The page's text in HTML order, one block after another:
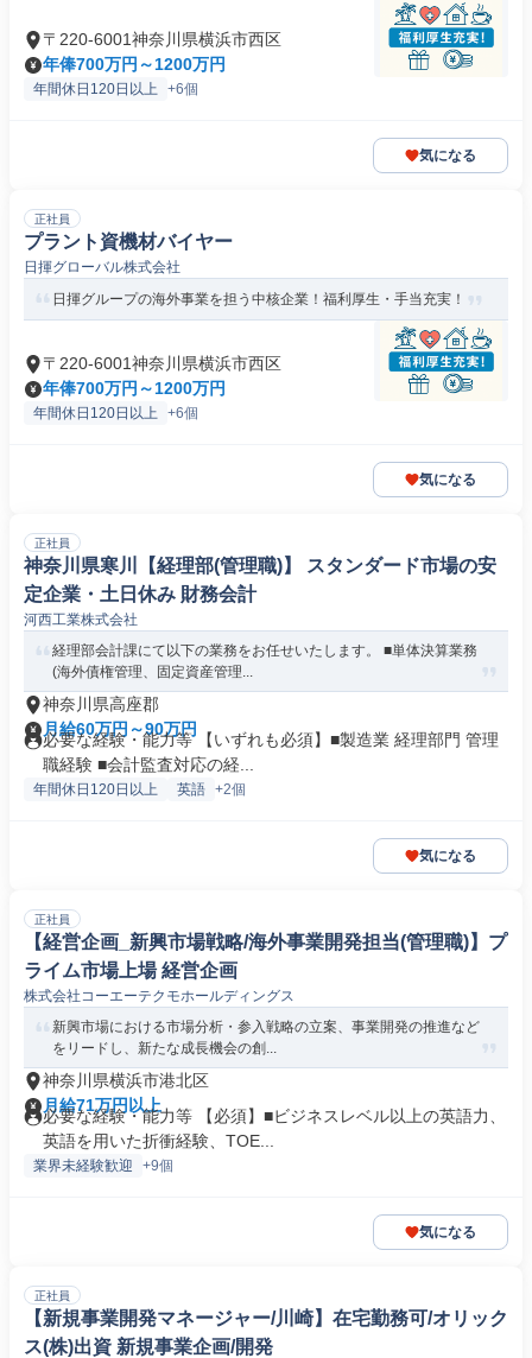
〒220-6001神奈川県横浜市西区
年俸700万円～1200万円
年間休日120日以上 +6個
気になる
正社員
プラント資機材バイヤー
日揮グローバル株式会社
日揮グループの海外事業を担う中核企業！福利厚生・手当充実！
〒220-6001神奈川県横浜市西区
年俸700万円～1200万円
年間休日120日以上 +6個
気になる
正社員
神奈川県寒川【経理部(管理職)】 スタンダード市場の安
定企業・土日休み 財務会計
河西工業株式会社
経理部会計課にて以下の業務をお任せいたします。 ■単体決算業務
(海外債権管理、固定資産管理...
神奈川県高座郡
月給60万円～90万円
必要な経験・能力等 【いずれも必須】■製造業 経理部門 管理
職経験 ■会計監査対応の経...
年間休日120日以上 英語 +2個
気になる
正社員
【経営企画_新興市場戦略/海外事業開発担当(管理職)】プ
ライム市場上場 経営企画
株式会社コーエーテクモホールディングス
新興市場における市場分析・参入戦略の立案、事業開発の推進など
をリードし、新たな成長機会の創...
神奈川県横浜市港北区
月給71万円以上
必要な経験・能力等 【必須】■ビジネスレベル以上の英語力、
英語を用いた折衝経験、TOE...
業界未経験歓迎 +9個
気になる
正社員
【新規事業開発マネージャー/川崎】在宅勤務可/オリック
ス(株)出資 新規事業企画/開発